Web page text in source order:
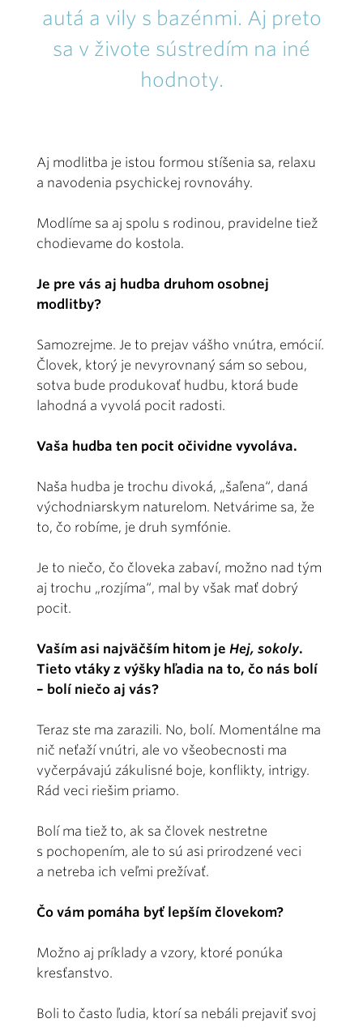
autá a vily s bazénmi. Aj preto
sa v živote sústredím na iné
hodnoty.
Aj modlitba je istou formou stíšenia sa, relaxu
a navodenia psychickej rovnováhy.
Modlíme sa aj spolu s rodinou, pravidelne tiež
chodievame do kostola.
Je pre vás aj hudba druhom osobnej
modlitby?
Samozrejme. Je to prejav vášho vnútra, emócií.
Človek, ktorý je nevyrovnaný sám so sebou,
sotva bude produkovať hudbu, ktorá bude
lahodná a vyvolá pocit radosti.
Vaša hudba ten pocit očividne vyvoláva.
Naša hudba je trochu divoká, „šaľena“, daná
východniarskym naturelom. Netvárime sa, že
to, čo robíme, je druh symfónie.
Je to niečo, čo človeka zabaví, možno nad tým
aj trochu „rozjíma“, mal by však mať dobrý
pocit.
Vaším asi najväčším hitom je Hej, sokoly.
Tieto vtáky z výšky hľadia na to, čo nás bolí
– bolí niečo aj vás?
Teraz ste ma zarazili. No, bolí. Momentálne ma
nič neťaží vnútri, ale vo všeobecnosti ma
vyčerpávajú zákulisné boje, konflikty, intrigy.
Rád veci riešim priamo.
Bolí ma tiež to, ak sa človek nestretne
s pochopením, ale to sú asi prirodzené veci
a netreba ich veľmi prežívať.
Čo vám pomáha byť lepším človekom?
Možno aj príklady a vzory, ktoré ponúka
kresťanstvo.
Boli to často ľudia, ktorí sa nebáli prejaviť svoj